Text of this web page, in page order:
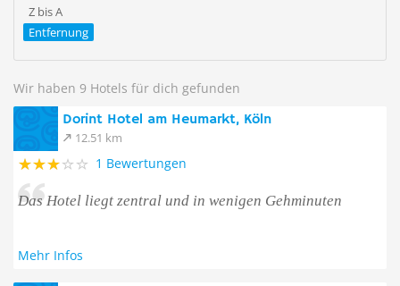
Z bis A
Entfernung
Wir haben 9 Hotels für dich gefunden
Dorint Hotel am Heumarkt, Köln
12.51 km
1 Bewertungen
Das Hotel liegt zentral und in wenigen Gehminuten
Mehr Infos